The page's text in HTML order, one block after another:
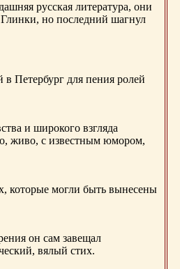
русская литература, они
но последний шагнул
Петербург для пения ролей
и широкого взгляда
живо, с известным юмором,
которые могли быть вынесены
он сам завещал
вялый стих.